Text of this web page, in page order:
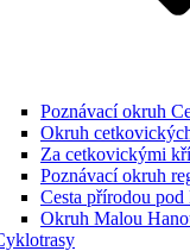
Poznávací okruh
Okruh
Za cetkovickými
Poznávací okruh
Cesta přírodou
Okruh Malou